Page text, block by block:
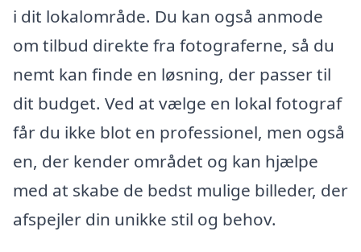
i dit lokalområde. Du kan også anmode
om tilbud direkte fra fotograferne, så du
nemt kan finde en løsning, der passer til
dit budget. Ved at vælge en lokal fotograf
får du ikke blot en professionel, men også
en, der kender området og kan hjælpe
med at skabe de bedst mulige billeder, der
afspejler din unikke stil og behov.